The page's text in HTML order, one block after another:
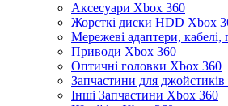
Аксесуари Xbox 360
Жорсткі диски HDD Xbox
Мережеві адаптери,
Приводи Xbox 360
Оптичні головки Xbox 360
Запчастини для
Інші Запчастини Xbox 360